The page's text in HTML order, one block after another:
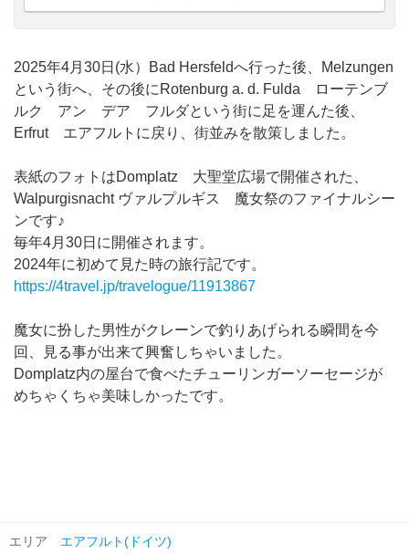
2025年4月30日(水）Bad Hersfeldへ行った後、Melzungen
という街へ、その後にRotenburg a. d. Fulda ローテンブ
ルク アン デア フルダという街に足を運んた後、
Erfrut エアフルトに戻り、街並みを散策しました。
表紙のフォトはDomplatz 大聖堂広場で開催された、
Walpurgisnacht ヴァルプルギス 魔女祭のファイナルシー
ンです♪
毎年4月30日に開催されます。
2024年に初めて見た時の旅行記です。
https://4travel.jp/travelogue/11913867
魔女に扮した男性がクレーンで釣りあげられる瞬間を今
回、見る事が出来て興奮しちゃいました。
Domplatz内の屋台で食べたチューリンガーソーセージが
めちゃくちゃ美味しかったです。
エリア エアフルト(ドイツ)